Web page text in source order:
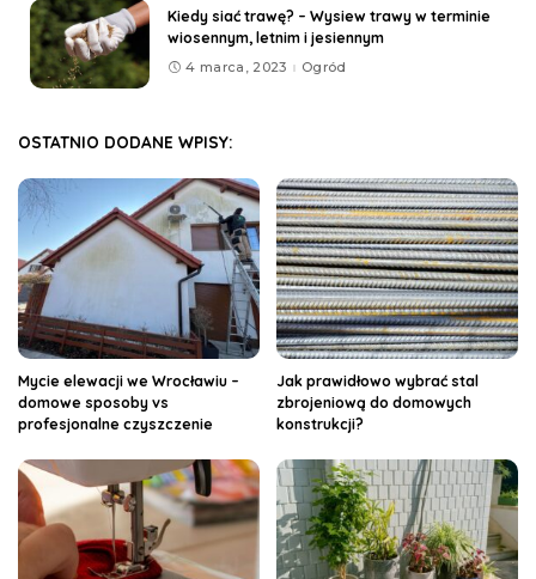
Kiedy siać trawę? – Wysiew trawy w terminie
wiosennym, letnim i jesiennym
4 marca, 2023 Ogród
OSTATNIO DODANE WPISY:
Mycie elewacji we Wrocławiu –
domowe sposoby vs
profesjonalne czyszczenie
Jak prawidłowo wybrać stal
zbrojeniową do domowych
konstrukcji?